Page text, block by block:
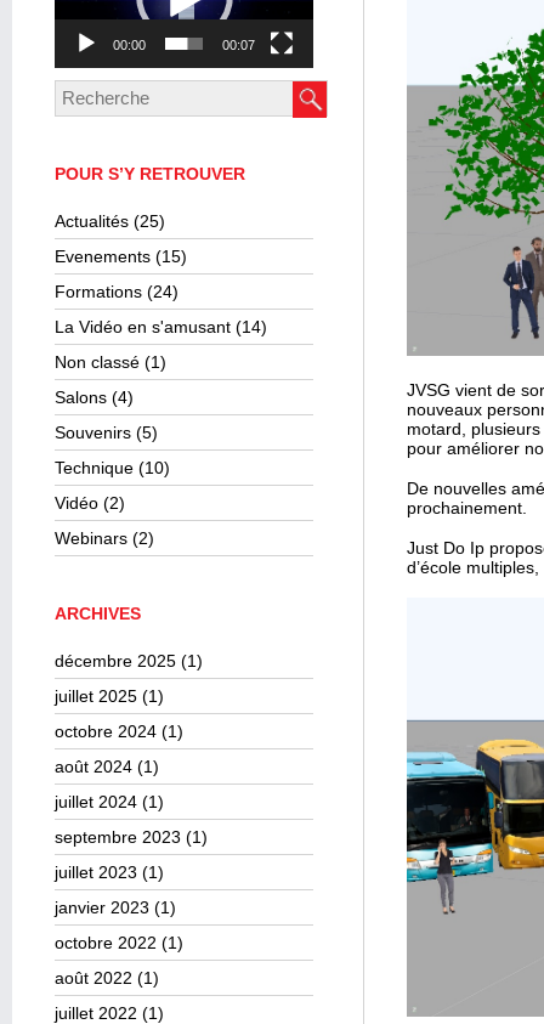
00:00 00:07
POUR S’Y RETROUVER
Actualités (25)
Evenements (15)
Formations (24)
La Vidéo en s'amusant (14)
Non classé (1)
Salons (4)
Souvenirs (5)
Technique (10)
Vidéo (2)
Webinars (2)
ARCHIVES
décembre 2025 (1)
juillet 2025 (1)
octobre 2024 (1)
août 2024 (1)
juillet 2024 (1)
septembre 2023 (1)
juillet 2023 (1)
janvier 2023 (1)
octobre 2022 (1)
août 2022 (1)
juillet 2022 (1)
JVSG vient de
nouveaux
motard,
pour améliorer
De nouvelles
prochainement.
Just Do Ip
d’école